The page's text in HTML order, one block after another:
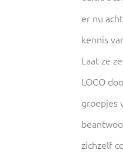
er nu
kennis
Laat ze
LOCO
groepjes
zichzelf